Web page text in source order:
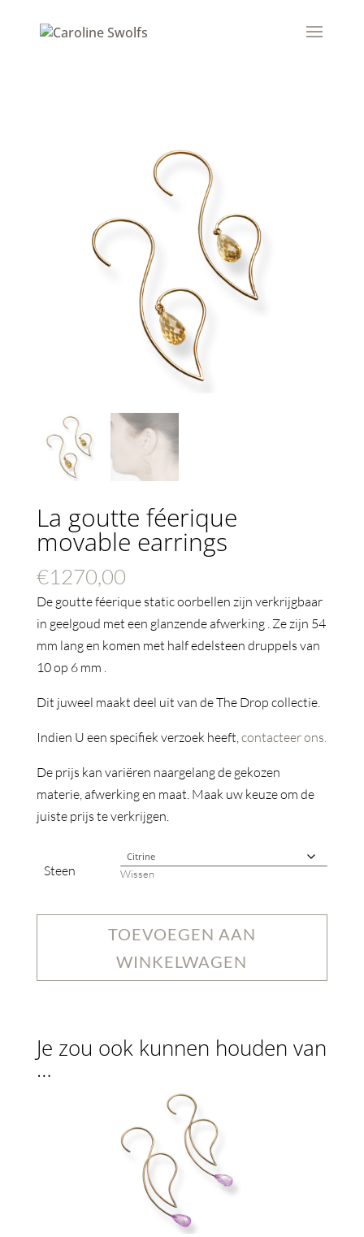
La goutte féerique
movable earrings
€1270,00
De goutte féerique static oorbellen zijn verkrijgbaar
in geelgoud met een glanzende afwerking . Ze zijn 54
mm lang en komen met half edelsteen druppels van
10 op 6 mm .
Dit juweel maakt deel uit van de The Drop collectie.
Indien U een specifiek verzoek heeft,contacteer ons.
De prijs kan variëren naargelang de gekozen
materie, afwerking en maat. Maak uw keuze om de
juiste prijs te verkrijgen.
Steen Wissen
TOEVOEGEN AAN
WINKELWAGEN
Je zou ook kunnen houden van
…